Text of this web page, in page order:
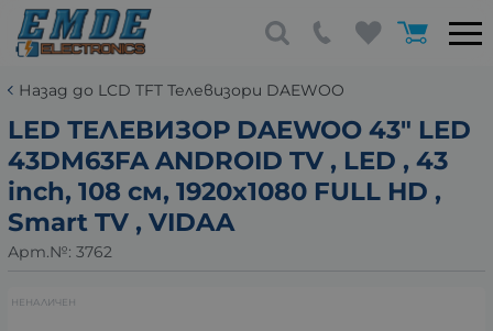
Назад до LCD TFT Телевизори DAEWOO
LED ТEЛЕВИЗОР DAEWOO 43" LED
43DM63FA ANDROID TV , LED , 43
inch, 108 см, 1920x1080 FULL HD ,
Smart TV , VIDAA
Арт.№: 3762
НЕНАЛИЧЕН